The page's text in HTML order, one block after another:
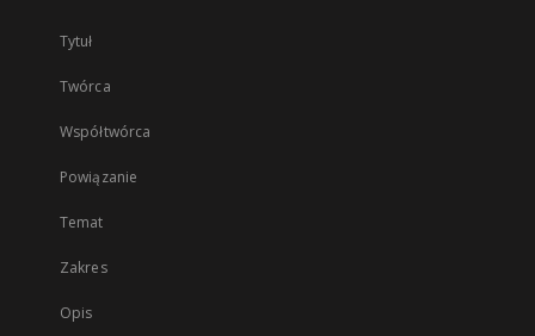
Tytuł
Twórca
Współtwórca
Powiązanie
Temat
Zakres
Opis